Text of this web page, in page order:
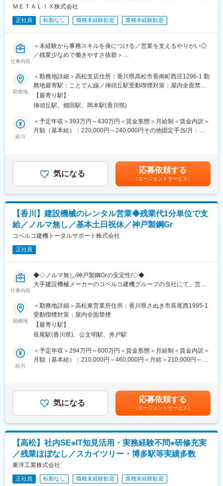
■ポジションの魅力
・営業から設計・施工管理まで一連のプロセスに関わることで、
達成感を味わえます。
■入社後の流れ／キャリアアップ
入社後はOJT研修を通じて業務を覚えていただきます。経験が浅
実力を正当に評価する風土があり、積極的な取り組みがキャリア
アップに直結します。入社3年で所長に昇格した実績もあります。
■ワークライフバランスを大切にする文化
を提供しています。さらに、家族手当や退職金制度など、充実し
た福利厚生を整え、社員が安心して長期的なキャリアを築けるよ
・日本のパイプハウス専業メーカーのパイオニアとして、農業の
大規模化に貢献してきました。今後も先進の営農サービスを開発
し、国内外で農業の発展を支えていきます。
・5,000億円規模のビジネス展開を目指し、この10年で売上を
1,000億円以上伸ばした実績があります。
・全国628カ所の営業所で5,606名の社員が活躍中。地域に根差し
たネットワークで、地域に最適な営業戦略を展開しています。
ＭＥＴＡＬＩＸ株式会社
正社員 転勤なし 職種未経験歓迎 業種未経験歓迎
仕事内容
＜未経験から事務スキルを身につける／営業を支えるやりがい◎
／残業少なめで働きやすさ抜群＞
る環境／
◎第二新卒・未経験歓迎！OJTでしっかりサポート
◎営業を支えるやりがいあるポジション
◎残業少なめでワークライフバランスも充実
■業務内容
営業事務として、営業メンバーのサポート業務全般をお任せしま
す。
じる方」「主体的に動ける方」に最適なポジションです。
■業務詳細
・納期調整／価格確認
・営業メンバーのサポート全般
入社後は先輩社員によるOJTを中心に、業務の流れを一つずつ習
得いただきます。未経験の方でも安心してスタートできるよう、
■組織構成
事務：女性5名（40代1名、30代2名、20代2名）
現場作業員：4名
→幅広い年代が活躍しており、相談しやすい風通しの良い職場で
す。
■採用背景
案件増加に伴う増員募集
公正な評価制度により、日々の取り組みもしっかり反映されま
す。
■会社の強み
・特殊鋼～非鉄金属まで幅広く取り扱う安定企業
・独自の物流体制により迅速な納品を実現
・国内外に拠点を展開し、グローバルに成長中
■海外展開
上海に現地法人を設立し、海外にも事業を展開中。
勤務地
＜勤務地詳細＞高松支店住所：香川県高松市香南町西庄1296-1 勤
務地最寄駅：ことでん線／挿頭丘駅受動喫煙対策：屋内全面禁煙
変更の範囲：無
【最寄り駅】
挿頭丘駅、畑田駅、岡本駅(香川県)
給与
＜予定年収＞393万円～430万円＜賃金形態＞月給制＜賃金内訳＞
月額（基本給）：220,000円～240,000円その他固定手当/月：
決算賞与実績：過去17年連続で支給■残業手当：有※残業時間に応
じて全額支給賃金はあくまでも目安の金額であり、選考を通じて
上下する可能性があります。月給(月額)は固定手当を含めた表記で
す。
気になる 応募依頼する
（エージェントサービス）
【香川】建設機械のレンタル営業◆残業代1分単位で支
給／ノルマ無し／基本土日祝休／神戸製鋼Gr
コベルコ建機トータルサポート株式会社
正社員
仕事内容
◆◇ノルマ無し/神戸製鋼Grの安定性/◇◆
大手建設機械メーカーのコベルコ建機グループの当社にて、営業
■業務内容：
既存顧客である建設業のお客様に対しての機械レンタルの提案・
受注・手配等を主に担当いただきます。1日に5～10件、会社へ訪
問するだけでなく現場に出向き現場監督への提案営業機会もござ
います。
(１)お客様の現場やオフィスの定期訪問による工事情報収集から追
加レンタルニーズの案件獲得
■業務の特徴
＜豊富な商材＞
大型建設機械から小型汎用機、仮設資機材等豊富な商材を揃えて
＜ノルマなし＞
拠点ごとに割り振られた予算があり拠点ごとに評価されます。
入社後、約半年間は商品知識等を習得していただきます。それ以
勤務地
＜勤務地詳細＞高松東営業所住所：香川県さぬき市長尾西1995-1
受動喫煙対策：屋内全面禁煙
【最寄り駅】
長尾駅(香川県)、公文明駅、井戸駅
給与
＜予定年収＞294万円～600万円＜賃金形態＞月給制＜賃金内訳＞
月額（基本給）：210,000円～460,000円＜月給＞210,000円～
3.5ヶ月分大卒230,000円短大・専門卒220,000円高卒210,000円賃
金はあくまでも目安の金額であり、選考を通じて上下する可能性
があります。月給(月額)は固定手当を含めた表記です。
気になる 応募依頼する
（エージェントサービス）
【高松】社内SE※IT知見活用・実務経験不問※研修充実
／残業ほぼなし／スカイツリー・博多駅等実績多数
東洋工業株式会社
正社員 転勤なし 職種未経験歓迎 業種未経験歓迎